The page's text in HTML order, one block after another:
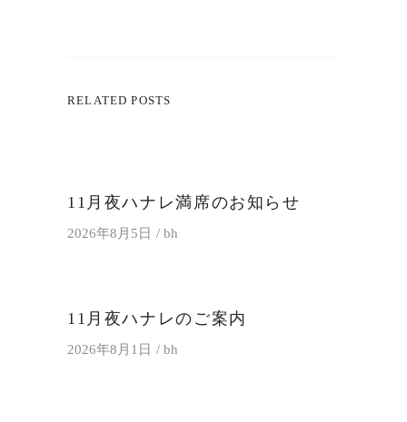
RELATED POSTS
11月夜ハナレ満席のお知らせ
2026年8月5日 bh
11月夜ハナレのご案内
2026年8月1日 bh